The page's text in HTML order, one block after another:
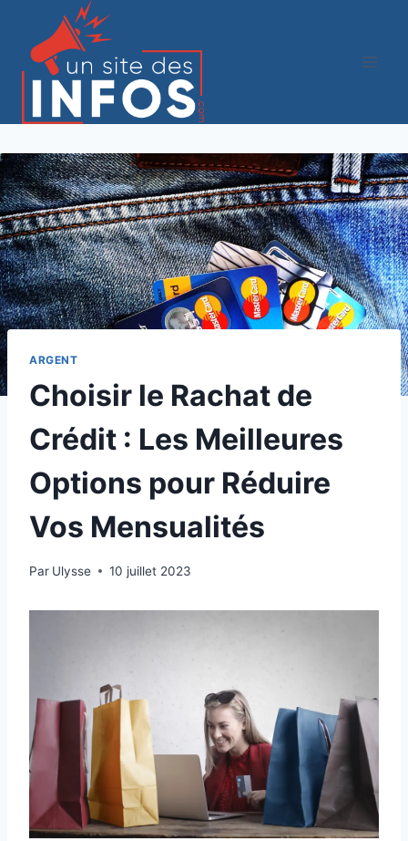
contenu
ARGENT
Choisir le Rachat de
Crédit : Les Meilleures
Options pour Réduire
Vos Mensualités
Par Ulysse 10 juillet 2023